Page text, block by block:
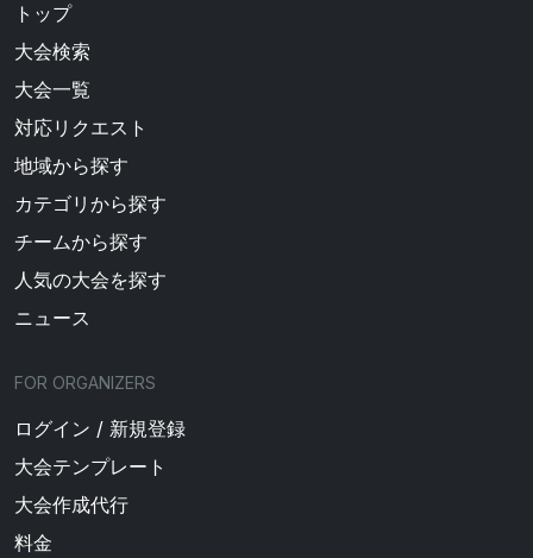
トップ
大会検索
大会一覧
対応リクエスト
地域から探す
カテゴリから探す
チームから探す
人気の大会を探す
ニュース
FOR ORGANIZERS
ログイン / 新規登録
大会テンプレート
大会作成代行
料金